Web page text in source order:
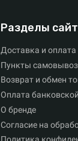
Разделы
Доставка и оплата
Пункты
Возврат и обмен
Оплата
О бренде
Согласие на